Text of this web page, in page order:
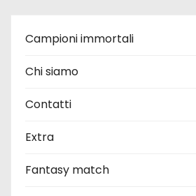
Campioni immortali
Chi siamo
Contatti
Extra
Fantasy match